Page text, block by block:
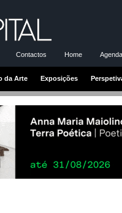
Contactos Home
da Arte Exposições